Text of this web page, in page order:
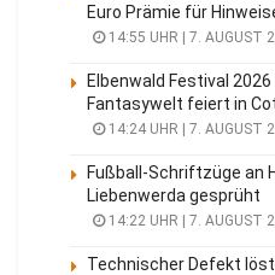
Euro Prämie für
14:55 UHR | 7. AUGUST
Elbenwald Festival
Fantasywelt feiert in
14:24 UHR | 7. AUGUST
Fußball-Schriftzüge an
Liebenwerda gesprüht
14:22 UHR | 7. AUGUST
Technischer Defekt